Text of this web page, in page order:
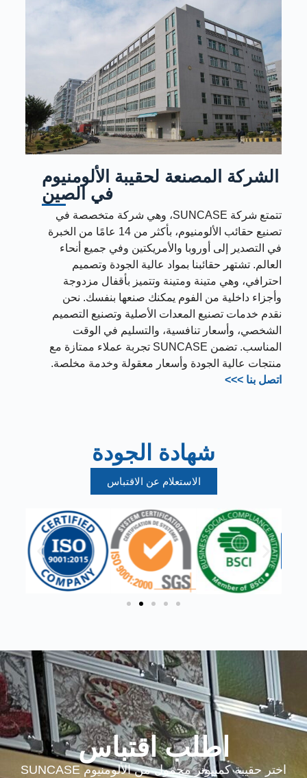
الشركة المصنعة لحقيبة الألومنيوم
في الصين
تتمتع شركة SUNCASE، وهي شركة متخصصة في
تصنيع حقائب الألومنيوم، بأكثر من 14 عامًا من الخبرة
في التصدير إلى أوروبا والأمريكتين وفي جميع أنحاء
العالم. تشتهر حقائبنا بمواد عالية الجودة وتصميم
احترافي، وهي متينة ومتينة وتتميز بأقفال مزدوجة
وأجزاء داخلية من الفوم يمكنك صنعها بنفسك. نحن
نقدم خدمات تصنيع المعدات الأصلية وتصنيع التصميم
الشخصي، وأسعار تنافسية، والتسليم في الوقت
المناسب. تضمن SUNCASE تجربة عملاء ممتازة مع
منتجات عالية الجودة وأسعار معقولة وخدمة مخلصة.
اتصل بنا >>>
شهادة الجودة
الاستعلام عن الاقتباس
اطلب اقتباس
اختر حقيبة كمبيوتر محمول من الألومنيوم SUNCASE